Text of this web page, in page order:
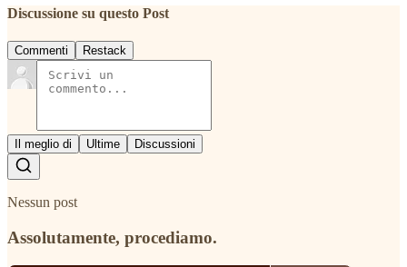
Discussione su questo Post
Commenti Restack
Il meglio di Ultime Discussioni
Nessun post
Assolutamente, procediamo.